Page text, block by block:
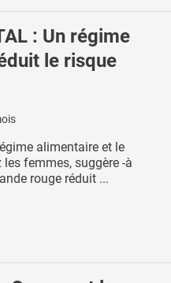
: Un régime
le risque
alimentaire et le
femmes, suggère -à
rouge réduit ...